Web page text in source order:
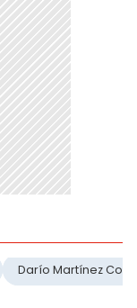
Darío Martínez Corti